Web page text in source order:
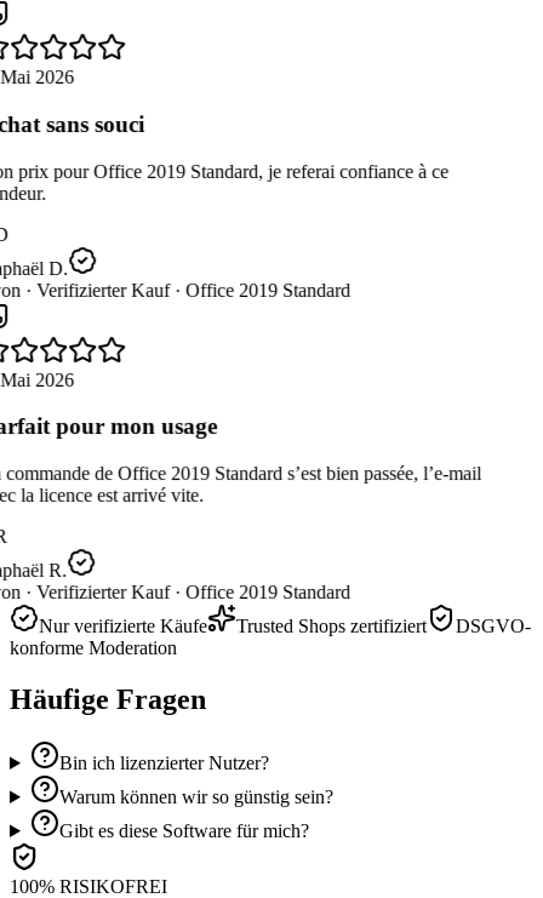
2026
sans souci
prix pour Office 2019 Standard, je referai confiance à ce
D.
· Verifizierter Kauf · Office 2019 Standard
2026
pour mon usage
de Office 2019 Standard s’est bien passée, l’e-mail
la licence est arrivé vite.
R.
· Verifizierter Kauf · Office 2019 Standard
Nur verifizierte Käufe
Trusted Shops zertifiziert
DSGVO-
konforme Moderation
Häufige Fragen
Bin ich lizenzierter Nutzer?
Warum können wir so günstig sein?
Gibt es diese Software für mich?
100% RISIKOFREI